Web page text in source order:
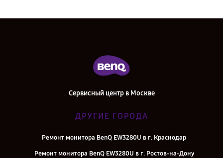
Сервисный центр в Москве
ДРУГИЕ ГОРОДА
Ремонт монитора BenQ EW3280U в г. Краснодар
Ремонт монитора BenQ EW3280U в г. Ростов-на-Дону